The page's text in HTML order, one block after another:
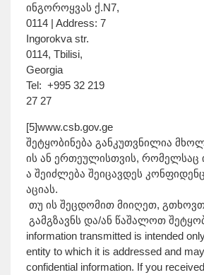
ინგოროყვას ქ.N7,
0114 | Address: 7
Ingorokva str.
0114, Tbilisi,
Georgia
Tel: +995 32 219
27 27
[5]www.csb.gov.ge
შეტყობინება განკუთვნილია
ის ან ერთეულისთვის, რომელსაც
ა შეიძლება შეიცავდეს
აციას.
თუ ის შეცდომით მიიღეთ,
გამგზავნს და/ან წაშალოთ
information transmitted is intended
entity to which it is addressed and
confidential information. If you